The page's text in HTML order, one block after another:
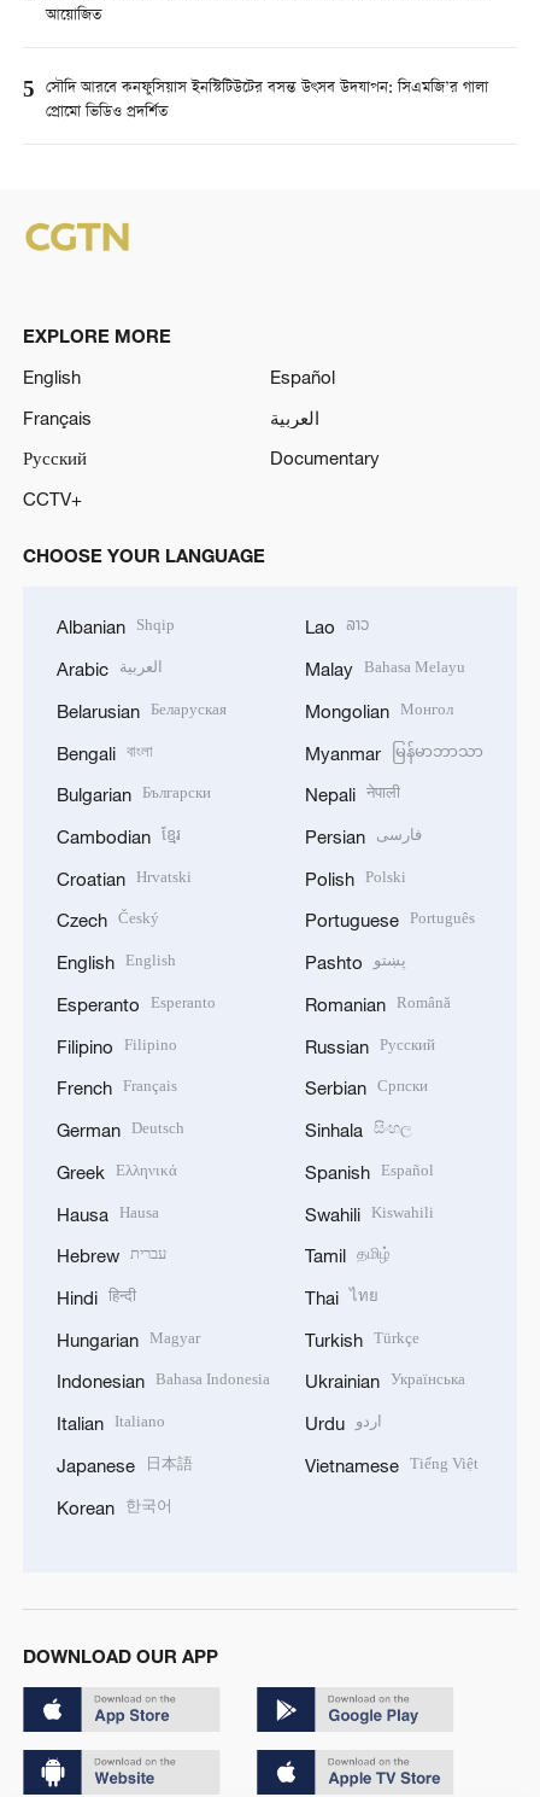
আয়োজিত
5 সৌদি আরবে কনফুসিয়াস ইনস্টিটিউটের বসন্ত উৎসব উদযাপন: সিএমজি’র গালা
প্রোমো ভিডিও প্রদর্শিত
EXPLORE MORE
English
Español
Français
العربية
Русский
Documentary
CCTV+
CHOOSE YOUR LANGUAGE
Albanian Shqip
Arabic العربية
Belarusian Беларуская
Bengali বাংলা
Bulgarian Български
Cambodian ខ្មែរ
Croatian Hrvatski
Czech Český
English English
Esperanto Esperanto
Filipino Filipino
French Français
German Deutsch
Greek Ελληνικά
Hausa Hausa
Hebrew עברית
Hindi हिन्दी
Hungarian Magyar
Indonesian Bahasa Indonesia
Italian Italiano
Japanese 日本語
Korean 한국어
Lao ລາວ
Malay Bahasa Melayu
Mongolian Монгол
Myanmar မြန်မာဘာသာ
Nepali नेपाली
Persian فارسی
Polish Polski
Portuguese Português
Pashto پښتو
Romanian Română
Russian Русский
Serbian Српски
Sinhala සිංහල
Spanish Español
Swahili Kiswahili
Tamil தமிழ்
Thai ไทย
Turkish Türkçe
Ukrainian Українська
Urdu اردو
Vietnamese Tiếng Việt
DOWNLOAD OUR APP